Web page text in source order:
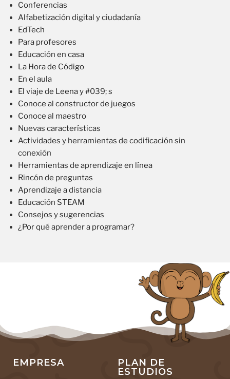
Conferencias
Alfabetización digital y ciudadanía
EdTech
Para profesores
Educación en casa
La Hora de Código
En el aula
El viaje de Leena y #039; s
Conoce al constructor de juegos
Conoce al maestro
Nuevas características
Actividades y herramientas de codificación sin
conexión
Herramientas de aprendizaje en línea
Rincón de preguntas
Aprendizaje a distancia
Educación STEAM
Consejos y sugerencias
¿Por qué aprender a programar?
EMPRESA
PLAN DE
ESTUDIOS